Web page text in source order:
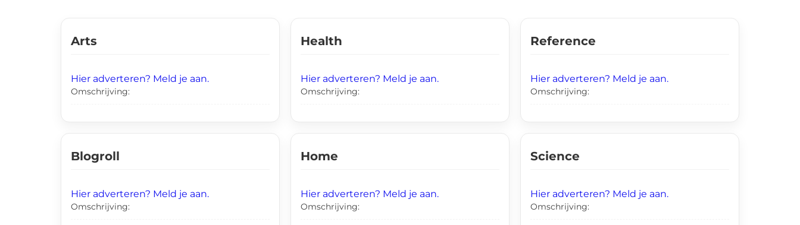
Arts
Hier adverteren? Meld je aan.
Omschrijving:
Blogroll
Hier adverteren? Meld je aan.
Omschrijving:
Health
Hier adverteren? Meld je aan.
Omschrijving:
Home
Hier adverteren? Meld je aan.
Omschrijving:
Reference
Hier adverteren? Meld je aan.
Omschrijving:
Science
Hier adverteren? Meld je aan.
Omschrijving: